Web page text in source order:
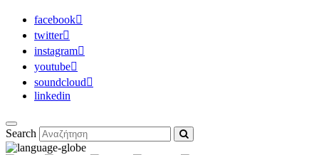
facebook
twitter
instagram
youtube
soundcloud
linkedin
Search